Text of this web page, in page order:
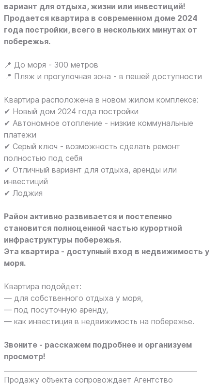
вариант для отдыха, жизни или инвестиций!
Продается квартира в современном доме 2024
года постройки, всего в нескольких минутах от
побережья.
📍 До моря - 300 метров
📍 Пляж и прогулочная зона - в пешей доступности
Квартира расположена в новом жилом комплексе:
✔ Новый дом 2024 года постройки
✔ Автономное отопление - низкие коммунальные
платежи
✔ Серый ключ - возможность сделать ремонт
полностью под себя
✔ Отличный вариант для отдыха, аренды или
инвестиций
✔ Лоджия
Район активно развивается и постепенно
становится полноценной частью курортной
инфраструктуры побережья.
Эта квартира - доступный вход в недвижимость у
моря.
Квартира подойдет:
— для собственного отдыха у моря,
— под посуточную аренду,
— как инвестиция в недвижимость на побережье.
Звоните - расскажем подробнее и организуем
просмотр!
Продажу объекта сопровождает Агентство